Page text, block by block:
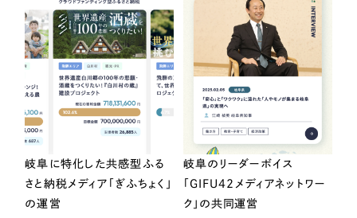
岐阜に特化した共感型ふる
さと納税メディア「ぎふちょく」
の運営
岐阜のリーダーボイス
「GIFU42メディアネットワー
ク」の共同運営